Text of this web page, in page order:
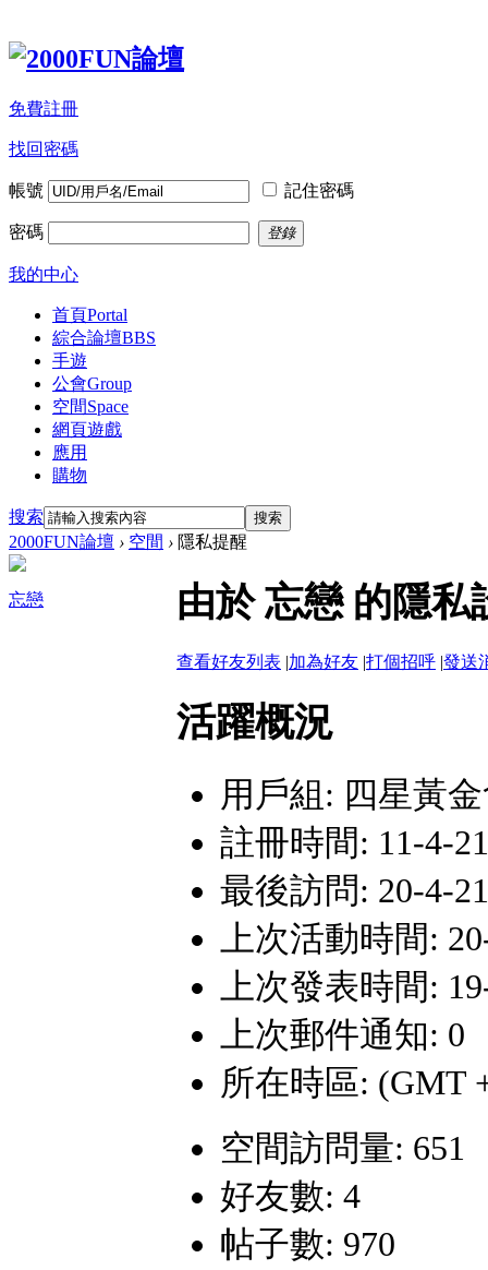
免費註冊
找回密碼
帳號 記住密碼
密碼 登錄
我的中心
首頁Portal
綜合論壇BBS
手遊
公會Group
空間Space
網頁遊戲
應用
購物
搜索 搜索
2000FUN論壇 › 空間 › 隱私提醒
忘戀 由於 忘戀 的隱
查看好友列表 |加為好友 |打個招呼 |發送
活躍概況
用戶組: 四星黃
註冊時間: 11-4-
最後訪問: 20-4-
上次活動時間:
上次發表時間:
上次郵件通知: 0
所在時區: (GMT
空間訪問量: 651
好友數: 4
帖子數: 970